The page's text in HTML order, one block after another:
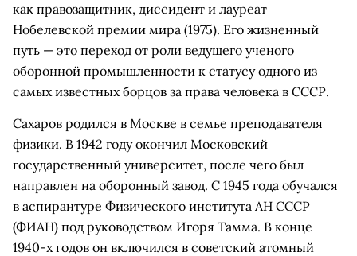
как правозащитник, диссидент и лауреат
Нобелевской премии мира (1975). Его жизненный
путь — это переход от роли ведущего ученого
оборонной промышленности к статусу одного из
самых известных борцов за права человека в СССР.
Сахаров родился в Москве в семье преподавателя
физики. В 1942 году окончил Московский
государственный университет, после чего был
направлен на оборонный завод. С 1945 года обучался
в аспирантуре Физического института АН СССР
(ФИАН) под руководством Игоря Тамма. В конце
1940-х годов он включился в советский атомный